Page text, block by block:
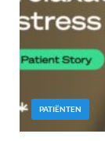
PATIËNTEN